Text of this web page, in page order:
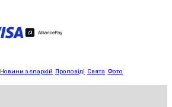
Новини з єпархій Проповіді Свята Фото